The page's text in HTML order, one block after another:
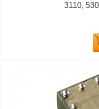
3110,